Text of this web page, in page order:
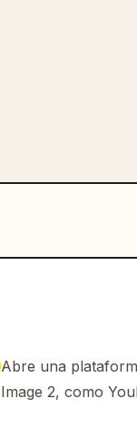
Abre una
Image 2, como